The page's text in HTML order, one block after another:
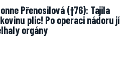
Přenosilová (†76): Tajila
plic! Po operaci nádoru jí
orgány